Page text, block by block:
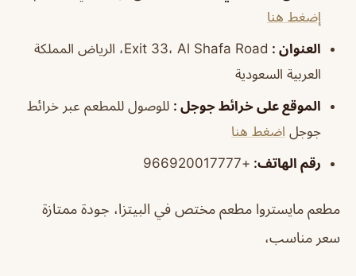
إضغط هنا
العنوان :
Exit 33، Al Shafa Road، الرياض المملكة
العربية السعودية
الموقع على خرائط جوجل : للوصول للمطعم عبر خرائط
جوجل اضغط هنا
رقم الهاتف:
+966920017777
مطعم مايستروا مطعم مختص في البيتزا، جودة ممتازة
سعر مناسب،